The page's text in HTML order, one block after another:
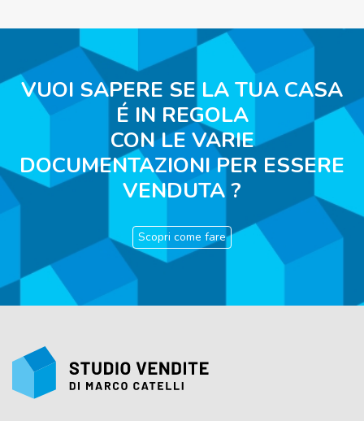
VUOI SAPERE SE LA TUA CASA
É IN REGOLA
CON LE VARIE
DOCUMENTAZIONI PER ESSERE
VENDUTA ?
Scopri come fare